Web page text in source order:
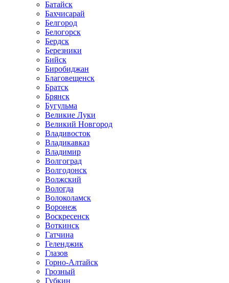
Батайск
Бахчисарай
Белгород
Белогорск
Бердск
Березники
Бийск
Биробиджан
Благовещенск
Братск
Брянск
Бугульма
Великие Луки
Великий Новгород
Владивосток
Владикавказ
Владимир
Волгоград
Волгодонск
Волжский
Вологда
Волоколамск
Воронеж
Воскресенск
Воткинск
Гатчина
Геленджик
Глазов
Горно-Алтайск
Грозный
Губкин